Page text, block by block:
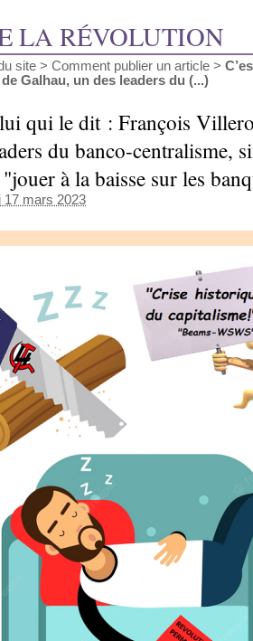
LA RÉVOLUTION
site > Comment publier un article >
Galhau, un des leaders du (...)
lui qui le dit : François
du banco-centralisme,
à la baisse sur les
17 mars 2023